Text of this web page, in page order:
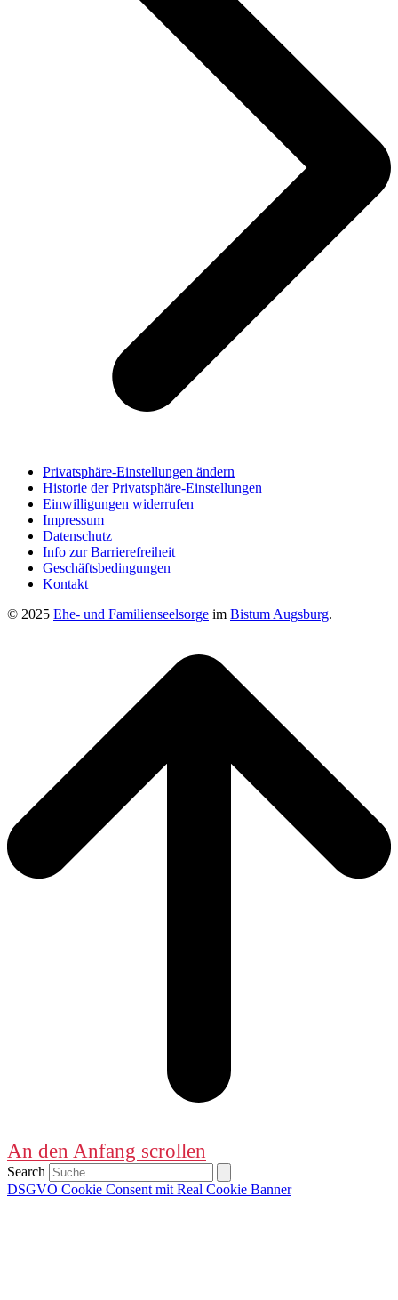
Privatsphäre-Einstellungen ändern
Historie der Privatsphäre-Einstellungen
Einwilligungen widerrufen
Impressum
Datenschutz
Info zur Barrierefreiheit
Geschäftsbedingungen
Kontakt
© 2025 Ehe- und Familienseelsorge im Bistum Augsburg.
An den Anfang scrollen
Search
DSGVO Cookie Consent mit Real Cookie Banner